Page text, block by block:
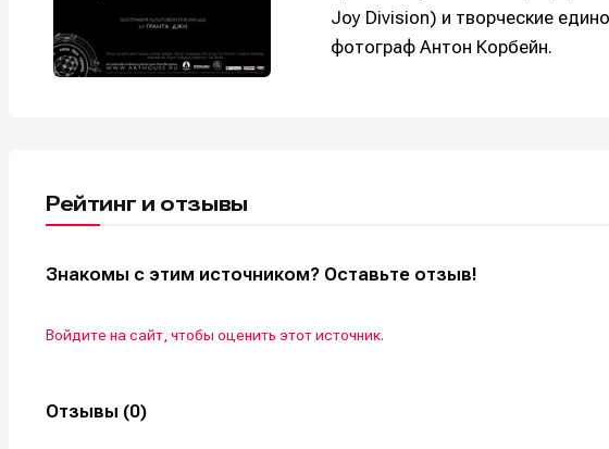
Joy Division) и творческие
фотограф Антон Корбейн.
Рейтинг и отзывы
Знакомы с этим источником? Оставьте отзыв!
Войдите на сайт, чтобы оценить этот источник.
Отзывы (0)